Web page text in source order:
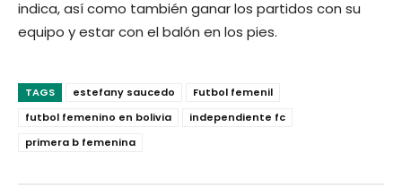
indica, así como también ganar los partidos con su
equipo y estar con el balón en los pies.
TAGS estefany saucedo
Futbol femenil
futbol femenino en bolivia
independiente fc
primera b femenina